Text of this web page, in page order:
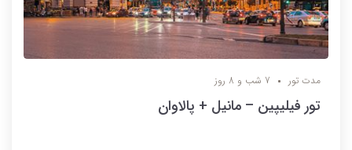
مدت تور 7 شب و 8 روز
تور فیلیپین – مانیل + پالاوان